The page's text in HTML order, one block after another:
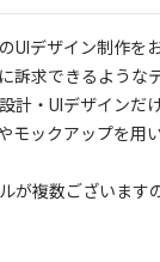
UIデザイン制作を
訴求できるような
計・UIデザインだ
モックアップを用
が複数ございます